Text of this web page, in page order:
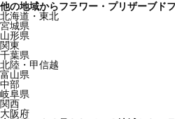
他の地域からフラワー・プリザーブド
北海道・東北
宮城県
山形県
関東
千葉県
北陸・甲信越
富山県
中部
岐阜県
関西
大阪府